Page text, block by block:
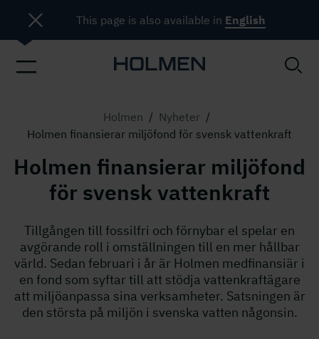
Holmen / Nyheter /
Holmen finansierar miljöfond för svensk vattenkraft
Holmen finansierar miljöfond
för svensk vattenkraft
Tillgången till fossilfri och förnybar el spelar en
avgörande roll i omställningen till en mer hållbar
värld. Sedan februari i år är Holmen medfinansiär i
en fond som syftar till att stödja vattenkraftägare
att miljöanpassa sina verksamheter. Satsningen är
den största på miljön i svenska vatten någonsin.
This page is also available in English